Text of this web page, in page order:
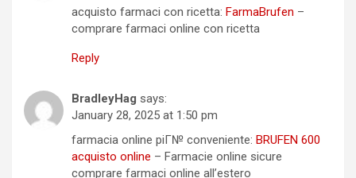
acquisto farmaci con ricetta: FarmaBrufen –
comprare farmaci online con ricetta
Reply
BradleyHag says:
January 28, 2025 at 1:50 pm
farmacia online piГ№ conveniente: BRUFEN 600
acquisto online – Farmacie online sicure
comprare farmaci online all’estero